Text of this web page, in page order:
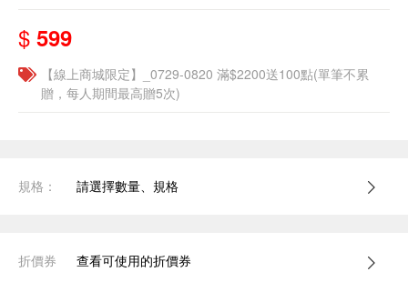
$ 599
【線上商城限定】_0729-0820 滿$2200送100點(單筆不累
贈，每人期間最高贈5次)
規格： 請選擇數量、規格
折價券 查看可使用的折價券